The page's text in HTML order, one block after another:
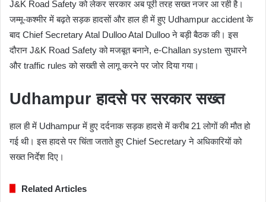
J&K Road Safety को लेकर सरकार अब पूरी तरह सख्त नजर आ रही है।
जम्मू-कश्मीर में बढ़ते सड़क हादसों और हाल ही में हुए Udhampur accident के
बाद Chief SecretaryAtal DullooAtal Dulloo ने बड़ी बैठक की। इस
दौरान J&K Road Safety को मजबूत बनाने, e-Challan system सुधारने
और traffic rules को सख्ती से लागू करने पर जोर दिया गया।
Udhampur हादसे पर सरकार सख्त
हाल ही में Udhampur में हुए दर्दनाक सड़क हादसे में करीब 21 लोगों की मौत हो
गई थी। इस हादसे पर चिंता जताते हुए Chief Secretary ने अधिकारियों को
सख्त निर्देश दिए।
Related Articles